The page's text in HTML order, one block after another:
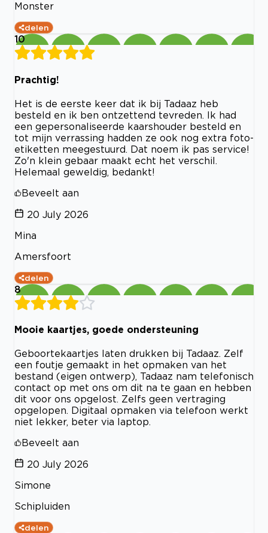
Monster
delen
10
Prachtig!
Het is de eerste keer dat ik bij Tadaaz heb
besteld en ik ben ontzettend tevreden. Ik had
een gepersonaliseerde kaarshouder besteld en
tot mijn verrassing hadden ze ook nog extra foto-
etiketten meegestuurd. Dat noem ik pas service!
Zo'n klein gebaar maakt echt het verschil.
Helemaal geweldig, bedankt!
Beveelt aan
20 July 2026
Mina
Amersfoort
delen
8
Mooie kaartjes, goede ondersteuning
Geboortekaartjes laten drukken bij Tadaaz. Zelf
een foutje gemaakt in het opmaken van het
bestand (eigen ontwerp), Tadaaz nam telefonisch
contact op met ons om dit na te gaan en hebben
dit voor ons opgelost. Zelfs geen vertraging
opgelopen. Digitaal opmaken via telefoon werkt
niet lekker, beter via laptop.
Beveelt aan
20 July 2026
Simone
Schipluiden
delen